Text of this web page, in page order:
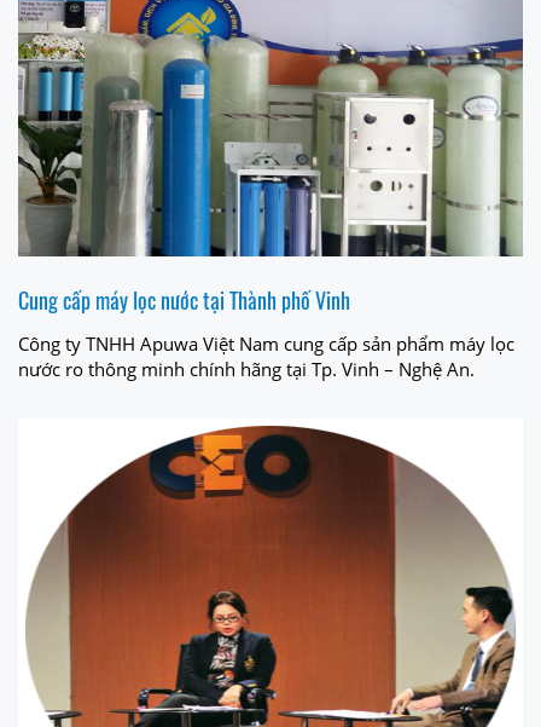
Cung cấp máy lọc nước tại Thành phố Vinh
Công ty TNHH Apuwa Việt Nam cung cấp sản phẩm máy lọc
nước ro thông minh chính hãng tại Tp. Vinh – Nghệ An.